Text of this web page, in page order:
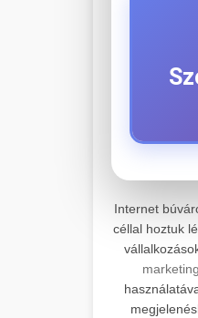
javítási
📊
Internet
céllal hoztuk
marketing